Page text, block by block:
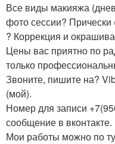
Все виды макияжа
фото сессии? Прически
? Коррекция и
Цены вас приятно по
только
Звоните, пишите на?
(мой).
Номер для записи
сообщение в вконтакте.
Мои работы можно по